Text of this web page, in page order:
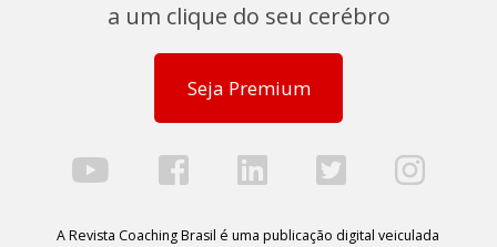
a um clique do seu cerébro
Seja Premium
A Revista Coaching Brasil é uma publicação digital veiculada